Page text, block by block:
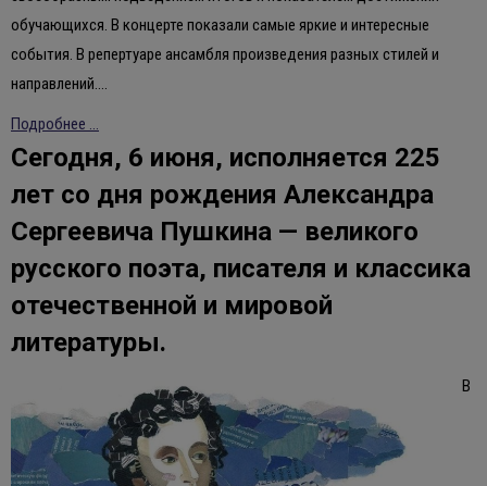
обучающихся. В концерте показали самые яркие и интересные
события. В репертуаре ансамбля произведения разных стилей и
направлений.…
Подробнее ...
Сегодня, 6 июня, исполняется 225
лет со дня рождения Александра
Сергеевича Пушкина — великого
русского поэта, писателя и классика
отечественной и мировой
литературы.
В